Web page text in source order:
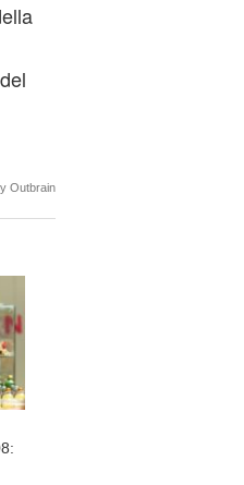
Outbrain